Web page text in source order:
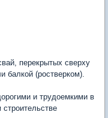
перекрытых сверху
балкой (ростверком).
и трудоемкими в